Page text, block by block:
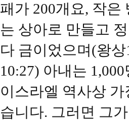
패가 200개요, 작은
는 상아로 만들고
다 금이었으며(왕
10:27) 아내는
이스라엘 역사상
습니다. 그러면 그